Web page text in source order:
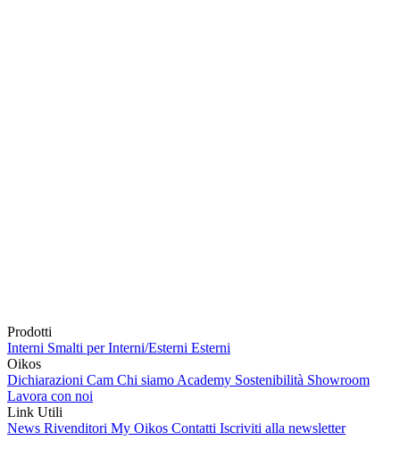
Prodotti
Interni Smalti per Interni/Esterni Esterni
Oikos
Dichiarazioni Cam Chi siamo Academy Sostenibilità Showroom
Lavora con noi
Link Utili
News Rivenditori My Oikos Contatti Iscriviti alla newsletter